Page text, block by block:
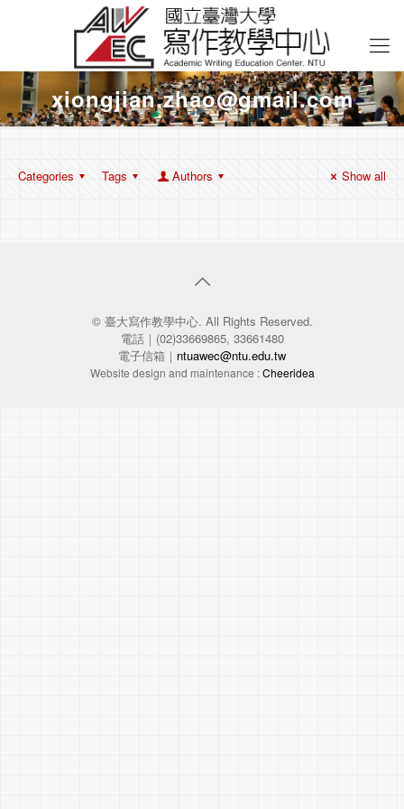
xiongjian.zhao@gmail.com
Categories Tags Authors Show all
© 臺大寫作教學中心. All Rights Reserved.
電話｜(02)33669865, 33661480
電子信箱｜ ntuawec@ntu.edu.tw
Website design and maintenance :Cheeridea